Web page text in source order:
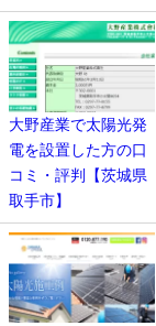
大野産業で太陽光発
電を設置した方の口
コミ・評判【茨城県
取手市】